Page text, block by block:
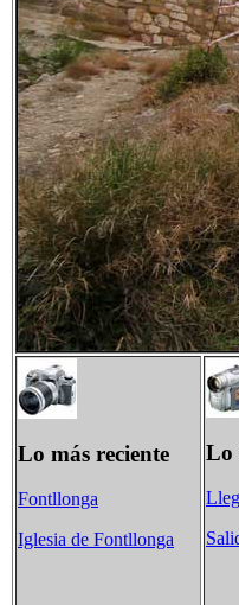
Lo más reciente
Fontllonga
Iglesia de Fontllonga
Lo